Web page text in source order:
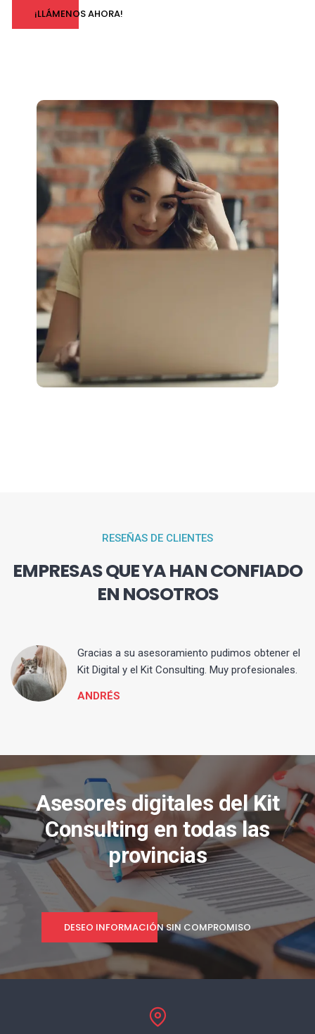
¡LLÁMENOS AHORA!
RESEÑAS DE CLIENTES
EMPRESAS QUE YA HAN CONFIADO
EN NOSOTROS
Gracias a su asesoramiento pudimos obtener el
Kit Digital y el Kit Consulting. Muy profesionales.
ANDRÉS
Asesores digitales del Kit
Consulting en todas las
provincias
DESEO INFORMACIÓN SIN COMPROMISO